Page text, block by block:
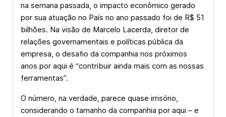
na semana passada, o impacto econômico gerado
por sua atuação no País no ano passado foi de R$ 51
bilhões. Na visão de Marcelo Lacerda, diretor de
relações governamentais e políticas pública da
empresa, o desafio da companhia nos próximos
anos por aqui é “contribuir ainda mais com as nossas
ferramentas”.
O número, na verdade, parece quase irrisório,
considerando o tamanho da companhia por aqui – e